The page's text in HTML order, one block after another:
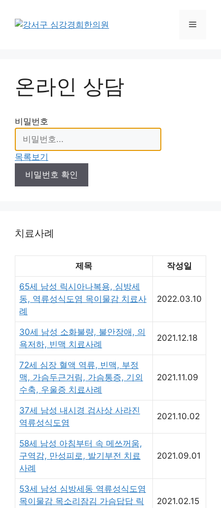
메
온라인 상담
비밀번호
목록보기
비밀번호 확인
치료사례
제목 작성일
65세 남성 릭시아나복용, 심방세
동, 역류성식도염 목이물감 치료사
례
2022.03.10
30세 남성 소화불량, 불안장애, 의
욕저하, 빈맥 치료사례
2021.12.18
72세 심장 혈액 역류, 빈맥, 부정
맥, 가슴두근거림, 가슴통증, 기외
수축, 우울증 치료사례
2021.11.09
37세 남성 내시경 검사상 사라진
역류성식도염
2021.10.02
58세 남성 아침부터 속 메쓰꺼움,
구역감, 만성피로, 발기부전 치료
사례
2021.09.01
53세 남성 심방세동 역류성식도염
목이물감 목소리잠김 가슴답답 릭
2021.02.15